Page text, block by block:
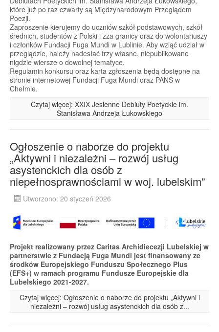
które już po raz czwarty są Międzynarodowym Przeglądem
Poezji.
Zaproszenie kierujemy do uczniów szkół podstawowych, szkół
średnich, studentów z Polski i zza granicy oraz do wolontariuszy
i członków Fundacji Fuga Mundi w Lublinie. Aby wziąć udział w
przeglądzie, należy nadesłać trzy własne, niepublikowane
nigdzie wiersze o dowolnej tematyce.
Regulamin konkursu oraz karta zgłoszenia będą dostępne na
stronie internetowej Fundacji Fuga Mundi oraz PANS w
Chełmie.
Czytaj więcej: XXIX Jesienne Debiuty Poetyckie im.
Stanisława Andrzeja Łukowskiego
Ogłoszenie o naborze do projektu
„Aktywni i niezależni – rozwój usług
asystenckich dla osób z
niepełnosprawnościami w woj. lubelskim”
Utworzono: 20 styczeń 2026
Projekt realizowany przez Caritas Archidiecezji Lubelskiej w
partnerstwie z Fundacją Fuga Mundi jest finansowany ze
środków Europejskiego Funduszu Społecznego Plus
(EFS+) w ramach programu Fundusze Europejskie dla
Lubelskiego 2021-2027.
Czytaj więcej: Ogłoszenie o naborze do projektu „Aktywni i
niezależni – rozwój usług asystenckich dla osób z...